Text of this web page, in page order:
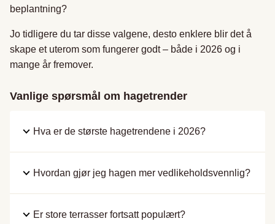
beplantning?
Jo tidligere du tar disse valgene, desto enklere blir det å
skape et uterom som fungerer godt – både i 2026 og i
mange år fremover.
Vanlige spørsmål om hagetrender
Hva er de største hagetrendene i 2026?
Hvordan gjør jeg hagen mer vedlikeholdsvennlig?
Er store terrasser fortsatt populært?